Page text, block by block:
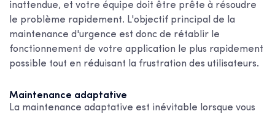
inattendue, et votre équipe doit être prête à résoudre
le problème rapidement. L'objectif principal de la
maintenance d'urgence est donc de rétablir le
fonctionnement de votre application le plus rapidement
possible tout en réduisant la frustration des utilisateurs.
Maintenance adaptative
La maintenance adaptative est inévitable lorsque vous